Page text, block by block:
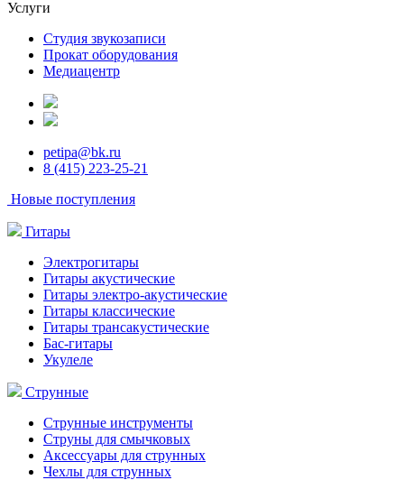
Услуги
Студия звукозаписи
Прокат оборудования
Медиацентр
petipa@bk.ru
8 (415) 223-25-21
Новые поступления
Гитары
Электрогитары
Гитары акустические
Гитары электро-акустические
Гитары классические
Гитары трансакустические
Бас-гитары
Укулеле
Струнные
Струнные инструменты
Струны для смычковых
Аксессуары для струнных
Чехлы для струнных